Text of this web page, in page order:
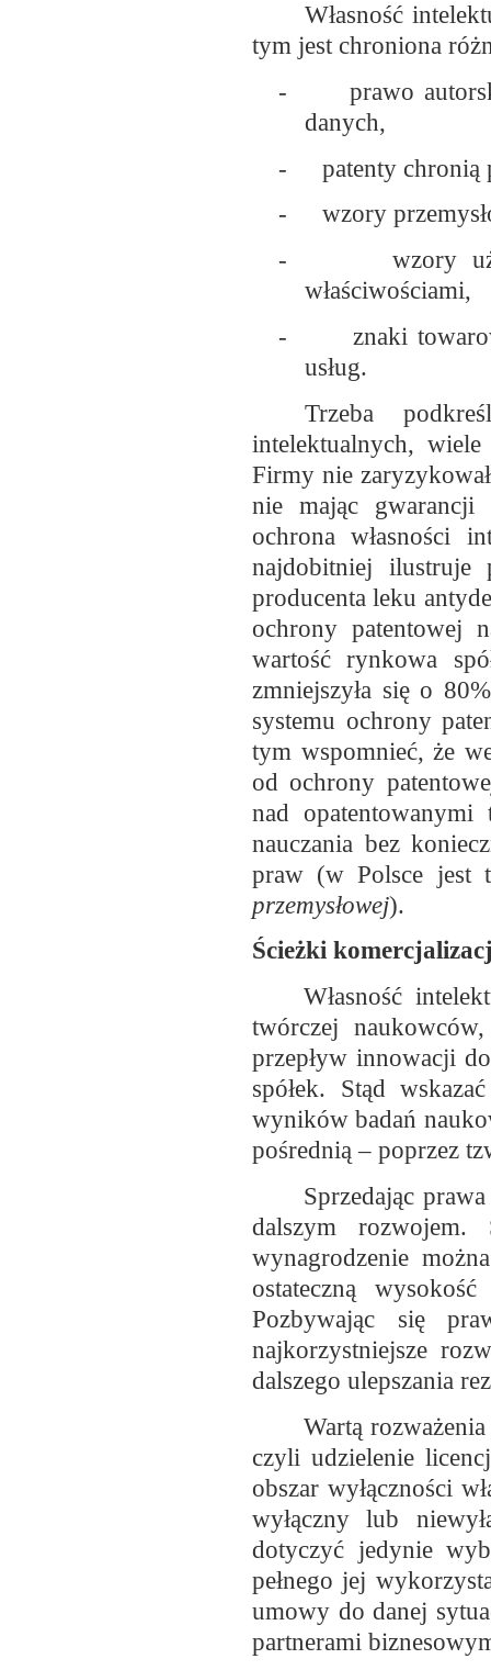
Własność
tym jest chroniona
-
prawo
danych,
-
patenty chronią
-
wzory
-
wzory
właściwościami,
-
znaki
usług.
Trzeba
intelektualnych,
Firmy nie
nie mając gwarancji
ochrona własności
najdobitniej ilustruje
producenta leku
ochrony patentowej
wartość rynkowa
zmniejszyła się o
systemu ochrony
tym wspomnieć, że
od ochrony
nad
nauczania bez
praw (w Polsce
przemysłowej).
Ścieżki
Własność
twórczej
przepływ innowacji
spółek. Stąd
wyników badań
pośrednią – poprzez
Sprzedając
dalszym rozwojem.
wynagrodzenie
ostateczną
Pozbywając się
najkorzystniejsze
dalszego ulepszania
Wartą
czyli udzielenie
obszar wyłączności
wyłączny lub
dotyczyć jedynie
pełnego jej
umowy do danej
partnerami